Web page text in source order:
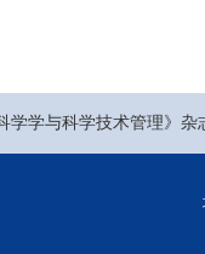
学学与科学技术管理》杂